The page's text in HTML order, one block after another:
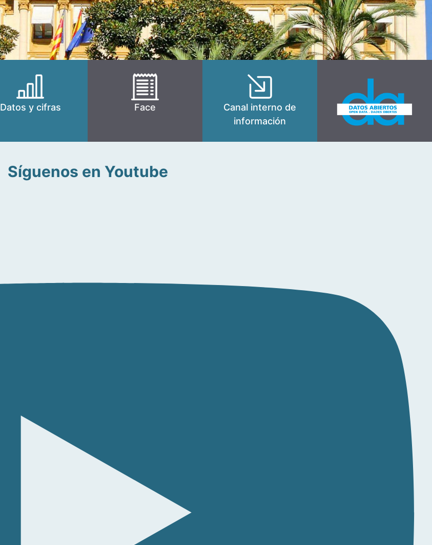
Datos y cifras Face
Canal interno de
información
Síguenos en Youtube